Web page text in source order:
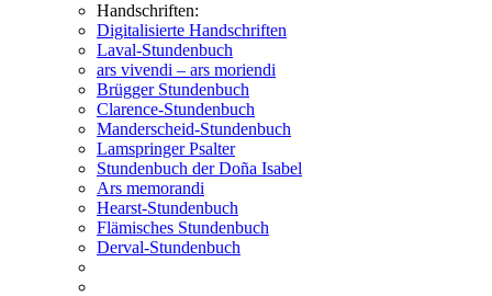
Handschriften:
Digitalisierte Handschriften
Laval-Stundenbuch
ars vivendi – ars moriendi
Brügger Stundenbuch
Clarence-Stundenbuch
Manderscheid-Stundenbuch
Lamspringer Psalter
Stundenbuch der Doña Isabel
Ars memorandi
Hearst-Stundenbuch
Flämisches Stundenbuch
Derval-Stundenbuch